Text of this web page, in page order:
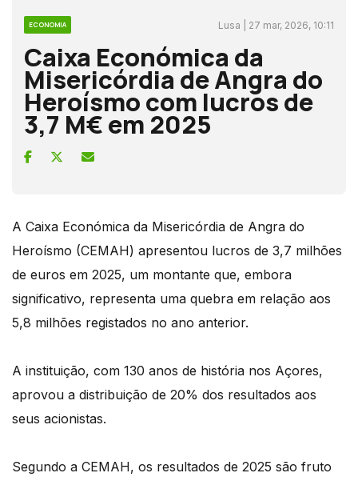
ECONOMIA Lusa | 27 mar, 2026, 10:11
Caixa Económica da
Misericórdia de Angra do
Heroísmo com lucros de
3,7 M€ em 2025
A Caixa Económica da Misericórdia de Angra do
Heroísmo (CEMAH) apresentou lucros de 3,7 milhões
de euros em 2025, um montante que, embora
significativo, representa uma quebra em relação aos
5,8 milhões registados no ano anterior.
A instituição, com 130 anos de história nos Açores,
aprovou a distribuição de 20% dos resultados aos
seus acionistas.
Segundo a CEMAH, os resultados de 2025 são fruto